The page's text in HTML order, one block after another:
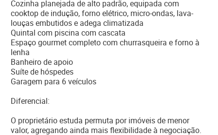
Cozinha planejada de alto padrão, equipada com
cooktop de indução, forno elétrico, micro-ondas, lava-
louças embutidos e adega climatizada
Quintal com piscina com cascata
Espaço gourmet completo com churrasqueira e forno à
lenha
Banheiro de apoio
Suíte de hóspedes
Garagem para 6 veículos
Diferencial:
O proprietário estuda permuta por imóveis de menor
valor, agregando ainda mais flexibilidade à negociação.